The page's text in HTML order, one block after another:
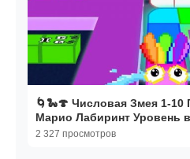
🌀🐍🍄 Числовая Змея 1-10
Марио Лабиринт Уровень
2 327 просмотров